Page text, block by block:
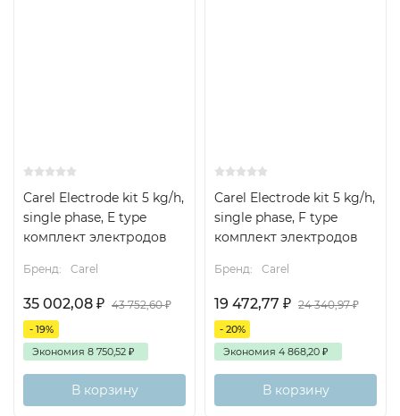
Carel Electrode kit 5 kg/h,
single phase, E type
комплект электродов
Бренд: Carel
35 002,08 ₽ 43 752,60₽
- 19%
Экономия 8 750,52 ₽
В корзину
Carel Electrode kit 5 kg/h,
single phase, F type
комплект электродов
Бренд: Carel
19 472,77 ₽ 24 340,97₽
- 20%
Экономия 4 868,20 ₽
В корзину